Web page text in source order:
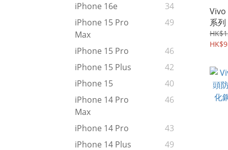
iPhone 16e
34
iPhone 15 Pro
Max
49
iPhone 15 Pro
46
iPhone 15 Plus
42
iPhone 15
40
iPhone 14 Pro
Max
46
iPhone 14 Pro
43
iPhone 14 Plus
49
Vivo
系
機軟